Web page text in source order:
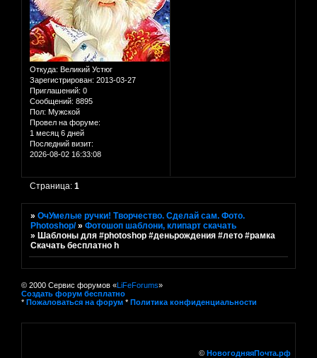
Откуда: Великий Устюг
Зарегистрирован: 2013-03-27
Приглашений: 0
Сообщений: 8895
Пол: Мужской
Провел на форуме:
1 месяц 6 дней
Последний визит:
2026-08-02 16:33:08
Страница:1
»ОчУмелые ручки! Творчество. Сделай сам. Фото.
Photoshop/ »Фотошоп шаблони, клипарт скачать
» Шаблоны для #photoshop #деньрождения #лето #рамка
Скачать бесплатно h
© 2000 Сервис форумов «LiFeForums»
Создать форум бесплатно
* Пожаловаться на форум * Политика конфиденциальности
© НовогодняяПочта.рф